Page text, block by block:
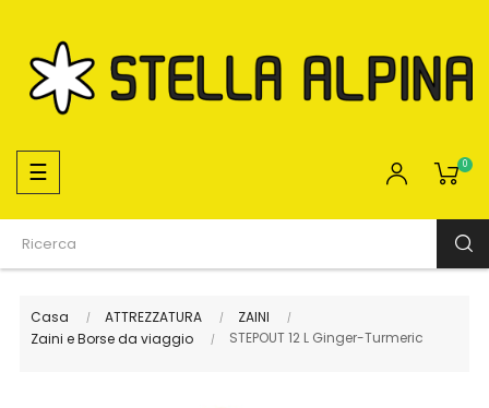
navigazione
Toggle
☰ 0
Casa ATTREZZATURA
ZAINI
Zaini e Borse da viaggio
STEPOUT 12 L Ginger-Turmeric